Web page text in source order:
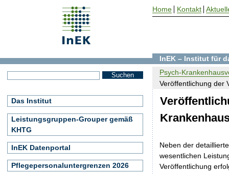
Neben der
wesentlichen
Veröffentlichung
InEK – Institut für
Psych-
Veröffentlichung der
Das Institut
Leistungsgruppen-Grouper gemäß
KHTG
InEK Datenportal
Pflegepersonaluntergrenzen 2026
Home Kontakt